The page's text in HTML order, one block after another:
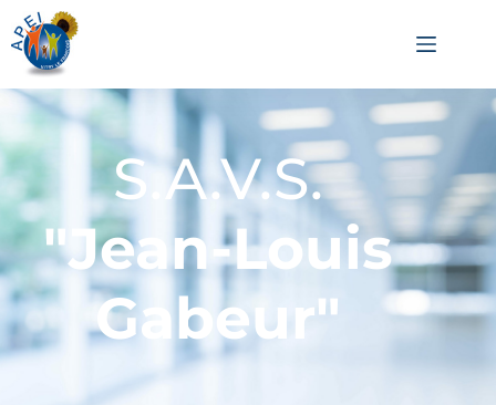
S.A.V.S.
"Jean-Louis
Gabeur"